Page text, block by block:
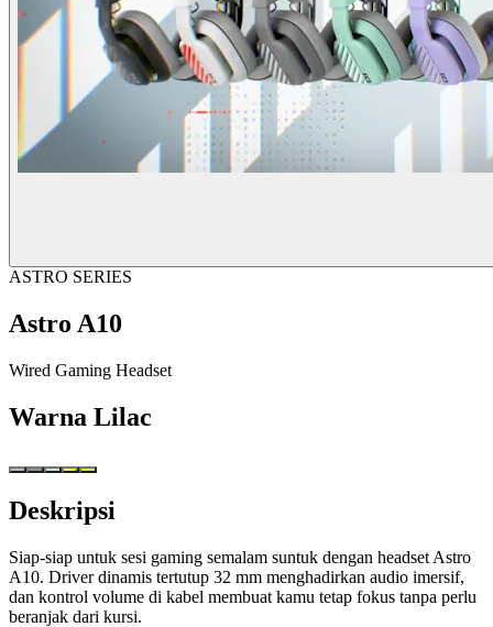
ASTRO SERIES
Astro A10
Wired Gaming Headset
Warna Lilac
Deskripsi
Siap-siap untuk sesi gaming semalam suntuk dengan headset Astro
A10. Driver dinamis tertutup 32 mm menghadirkan audio imersif,
dan kontrol volume di kabel membuat kamu tetap fokus tanpa perlu
beranjak dari kursi.